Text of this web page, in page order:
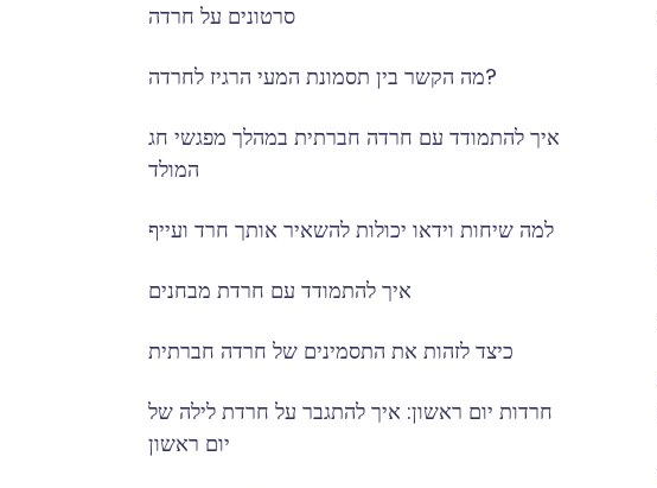
סרטונים על חרדה
מה הקשר בין תסמונת המעי הרגיז לחרדה?
איך להתמודד עם חרדה חברתית במהלך מפגשי חג
המולד
למה שיחות וידאו יכולות להשאיר אותך חרד ועייף
איך להתמודד עם חרדת מבחנים
כיצד לזהות את התסמינים של חרדה חברתית
חרדות יום ראשון: איך להתגבר על חרדת לילה של
יום ראשון